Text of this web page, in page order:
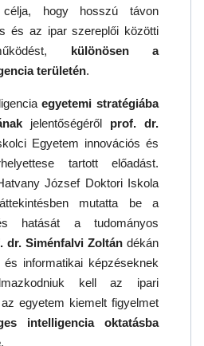
célja, hogy hosszú távon
és az ipar szereplői közötti
különösen a
területén.
egyetemi stratégiába
jelentőségéről prof. dr.
Egyetem innovációs és
tartott előadást.
József Doktori Iskola
mutatta be a
hatását a tudományos
dr. Siménfalvi Zoltán dékán
informatikai képzéseknek
kell az ipari
egyetem kiemelt figyelmet
intelligencia oktatásba
.